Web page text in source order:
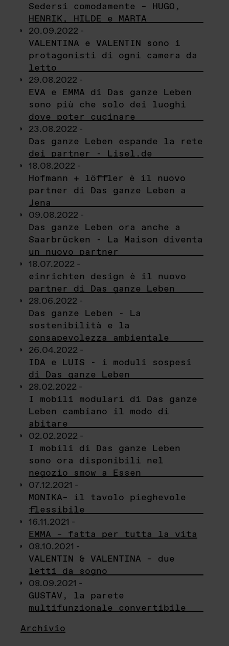
Sedersi comodamente – HUGO,
HENRIK, HILDE e MARTA
20.09.2022 -
VALENTINA e VALENTIN sono i
protagonisti di ogni camera da
letto
29.08.2022 -
EVA e EMMA di Das ganze Leben
sono più che solo dei luoghi
dove poter cucinare
23.08.2022 -
Das ganze Leben espande la rete
dei partner - Lisel.de
18.08.2022 -
Hofmann + löffler è il nuovo
partner di Das ganze Leben a
Jena
09.08.2022 -
Das ganze Leben ora anche a
Saarbrücken - La Maison diventa
un nuovo partner
18.07.2022 -
einrichten design è il nuovo
partner di Das ganze Leben
28.06.2022 -
Das ganze Leben - La
sostenibilità e la
consapevolezza ambientale
26.04.2022 -
IDA e LUIS - i moduli sospesi
di Das ganze Leben
28.02.2022 -
I mobili modulari di Das ganze
Leben cambiano il modo di
abitare
02.02.2022 -
I mobili di Das ganze Leben
sono ora disponibili nel
negozio smow a Essen
07.12.2021 -
MONIKA– il tavolo pieghevole
flessibile
16.11.2021 -
EMMA – fatta per tutta la vita
08.10.2021 -
VALENTIN & VALENTINA – due
letti da sogno
08.09.2021 -
GUSTAV, la parete
multifunzionale convertibile
Archivio